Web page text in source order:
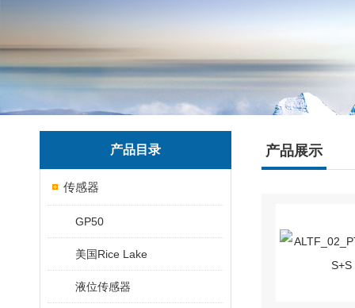
产品目录
传感器
GP50
美国Rice Lake
液位传感器
产品展示